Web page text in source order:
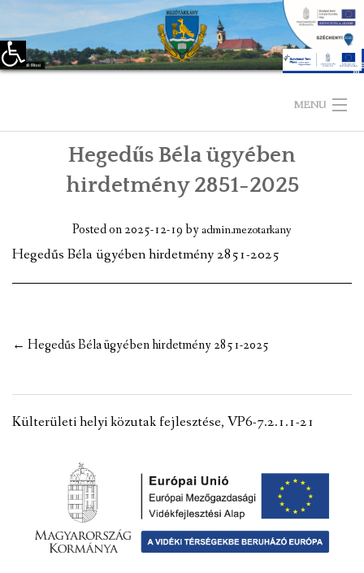
Eszköztár megnyitása
MENU
KEZDŐLAP
LÁTNIVALÓK
KÉPVISELŐ-TESTÜLET
NEMZETISÉGI ÖNKORMÁNYZAT
TÁRSULÁS
PÁLYÁZATOK
HIRDETMÉNYEK
Hegedűs Béla ügyében
hirdetmény 2851-2025
Posted on2025-12-19byadmin.mezotarkany
Hegedűs Béla ügyében hirdetmény 2851-2025
Post
← Hegedűs Béla ügyében hirdetmény 2851-2025
Külterületi helyi közutak fejlesztése, VP6-7.2.1.1-21